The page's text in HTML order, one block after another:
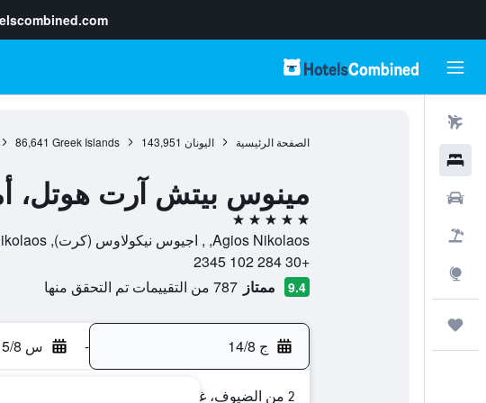
الصفحة الرئيسية اليونان 143,951
Greek Islands
86,641
مينوس بيتش آرت هوتل،
5 نجوم
Agios Nikolaos, , اجيوس نيكولاوس (كرت), Agios Nikolaos, اليونان
+30 284 102 2345
9.4 ممتاز 787 من التقييمات تم التحقق منها
ج 14/8 - س 15/8
2 من الضيوف، غرفة واحدة